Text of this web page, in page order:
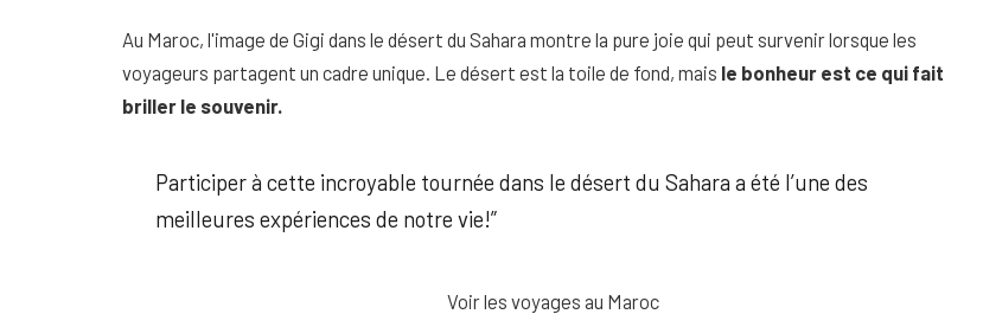
Au Maroc, l'image de Gigi dans le désert du Sahara montre la pure joie qui peut survenir lorsque les
voyageurs partagent un cadre unique. Le désert est la toile de fond, mais le bonheur est ce qui fait
briller le souvenir.
Participer à cette incroyable tournée dans le désert du Sahara a été l’une des
meilleures expériences de notre vie!”
Voir les voyages au Maroc